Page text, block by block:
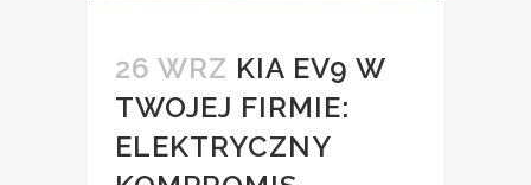
26 WRZ KIA EV9 W
TWOJEJ FIRMIE:
ELEKTRYCZNY